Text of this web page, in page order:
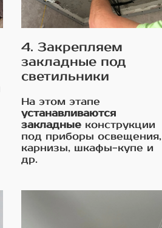
4. Закрепляем
закладные под
светильники
На этом этапе
устанавливаются
закладные конструкции
под приборы освещения,
карнизы, шкафы-купе и
др.